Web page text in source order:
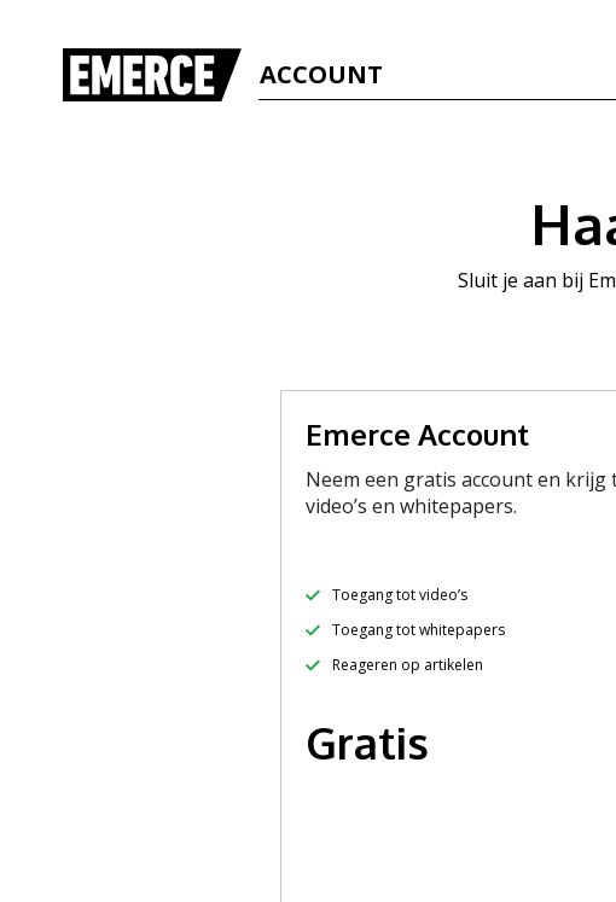
ACCOUNT
Sluit je aan bij
Emerce Account
Neem een gratis account en
video’s en whitepapers.
Toegang tot video’s
Toegang tot whitepapers
Reageren op artikelen
Gratis